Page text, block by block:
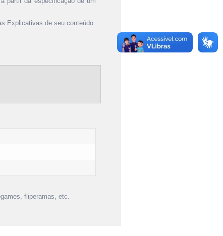
Explicativas de seu conteúdo.
fliperamas, etc.